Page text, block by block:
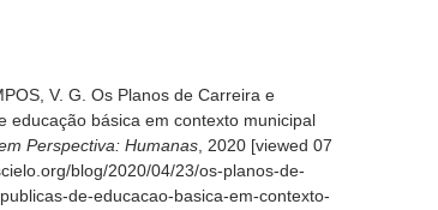
V. G. Os Planos de Carreira e
educação básica em contexto municipal
Perspectiva: Humanas , 2020 [viewed 07
blog/2020/04/23/os-planos-de-
de-educacao-basica-em-contexto-